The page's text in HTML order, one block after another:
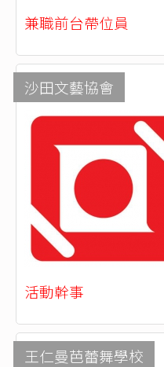
兼職前台帶位員
沙田文藝協會
活動幹事
王仁曼芭蕾舞學校